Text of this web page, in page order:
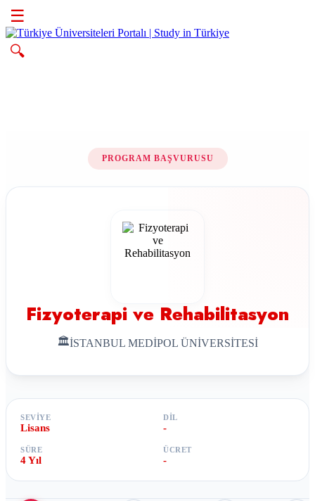
☰
🔍
PROGRAM BAŞVURUSU
Fizyoterapi ve Rehabilitasyon
🏛İSTANBUL MEDİPOL ÜNİVERSİTESİ
SEVIYE
Lisans
DIL
-
SÜRE
4 Yıl
ÜCRET
-